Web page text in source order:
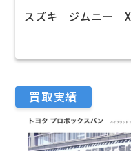
スズキ ジムニー X
買取実績